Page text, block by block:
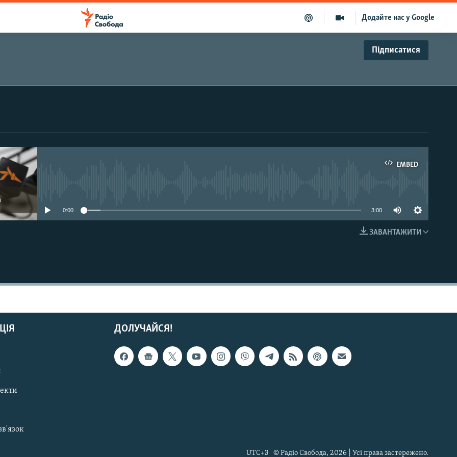
Додайте нас у Google
Підписатися
EMBED
0:00 3:00
ЗАВАНТАЖИТИ
ДОЛУЧАЙСЯ!
© Радіо Свобода, 2026 | Усі права застережено.
UTC+3